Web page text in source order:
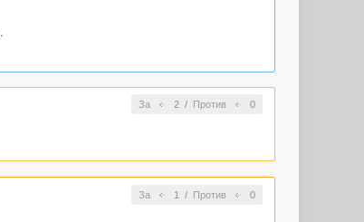
За 2/ Против 0
За 1 / Против 0